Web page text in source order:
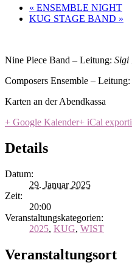
« ENSEMBLE NIGHT
KUG STAGE BAND »
Nine Piece Band – Leitung: Sigi
Composers Ensemble – Leitung:
Karten an der Abendkassa
+ Google Kalender+ iCal
Details
Datum:
29. Januar 2025
Zeit:
20:00
Veranstaltungskategorien:
2025, KUG, WIST
Veranstaltungsort